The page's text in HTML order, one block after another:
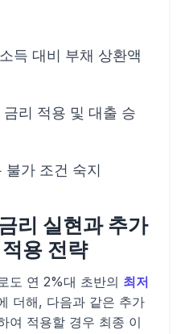
득 대비 부채 상환액
리 적용 및 대출 승
불가 조건 숙지
리 실현과 추가
용 전략
도 연 2%대 초반의 최저
더해, 다음과 같은 추가
여 적용할 경우 최종 이